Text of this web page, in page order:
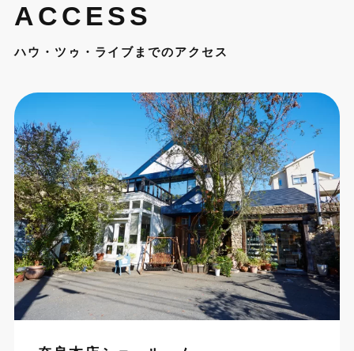
ACCESS
ハウ・ツゥ・ライブまでのアクセス